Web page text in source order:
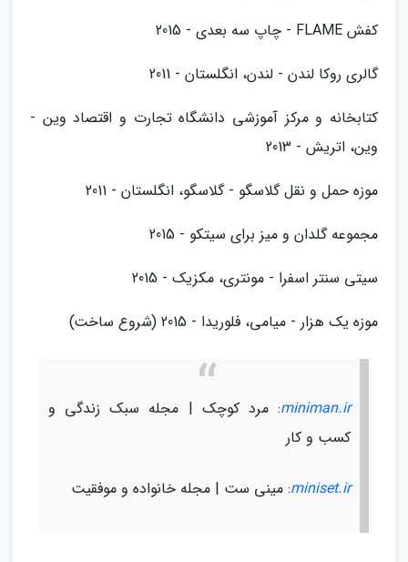
کفش FLAME - چاپ سه بعدی - 2015
گالری روکا لندن - لندن، انگلستان - 2011
کتابخانه و مرکز آموزشی دانشگاه تجارت و اقتصاد وین -
وین، اتریش - 2013
موزه حمل و نقل گلاسگو - گلاسگو، انگلستان - 2011
مجموعه گلدان و میز برای سیتکو - 2015
سیتی سنتر اسفرا - مونتری، مکزیک - 2015
موزه یک هزار - میامی، فلوریدا - 2015 (شروع ساخت)
miniman.ir: مرد کوچک | مجله سبک زندگی و
کسب و کار
miniset.ir: مینی ست | مجله خانواده و موفقیت